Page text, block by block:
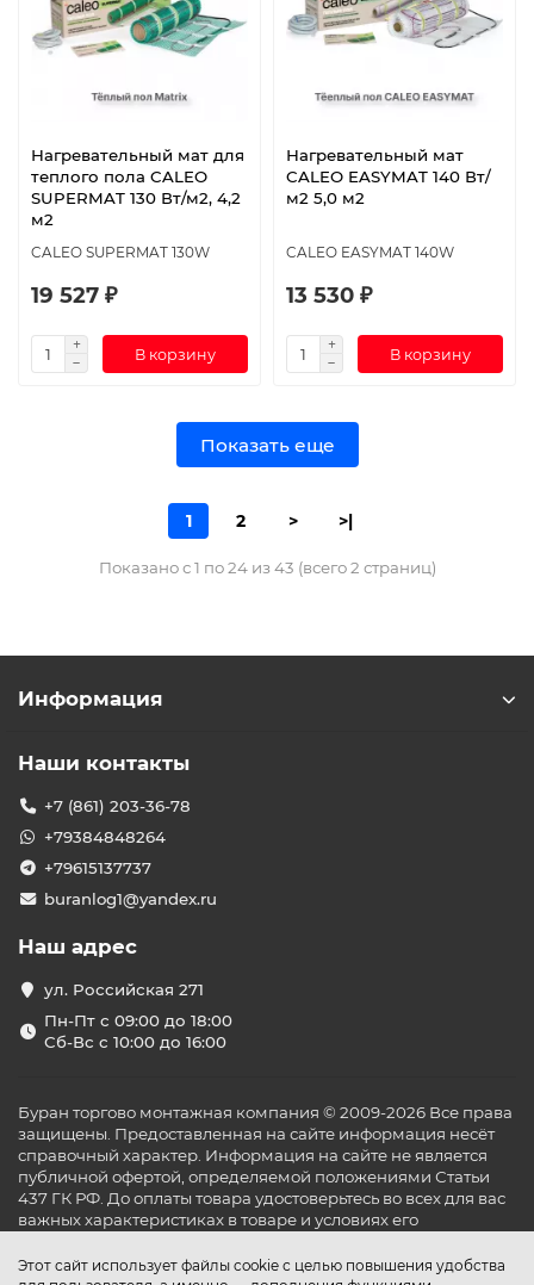
Нагревательный мат для
теплого пола CALEO
SUPERMAT 130 Вт/м2, 4,2
м2
CALEO SUPERMAT 130W
19 527 ₽
В корзину
Нагревательный мат
CALEO EASYMAT 140 Вт/
м2 5,0 м2
CALEO EASYMAT 140W
13 530 ₽
В корзину
Показать еще
1 2 > >|
Показано с 1 по 24 из 43 (всего 2 страниц)
Этот сайт использует файлы cookie с целью повышения удобства
Информация
Наши контакты
+7 (861) 203-36-78
+79384848264
+79615137737
buranlog1@yandex.ru
Наш адрес
ул. Российская 271
Пн-Пт с 09:00 до 18:00
Сб-Вс с 10:00 до 16:00
Буран торгово монтажная компания © 2009-2026 Все права
защищены. Предоставленная на сайте информация несёт
справочный характер. Информация на сайте не является
публичной офертой, определяемой положениями Статьи
437 ГК РФ. До оплаты товара удостоверьтесь во всех для вас
важных характеристиках в товаре и условиях его